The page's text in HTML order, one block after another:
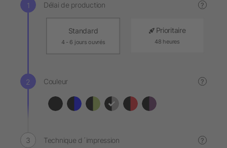
Délai de production ?
Standard
4 - 6 jours ouvrés
Prioritaire
48 heures
Couleur ?
Technique d´impression ?